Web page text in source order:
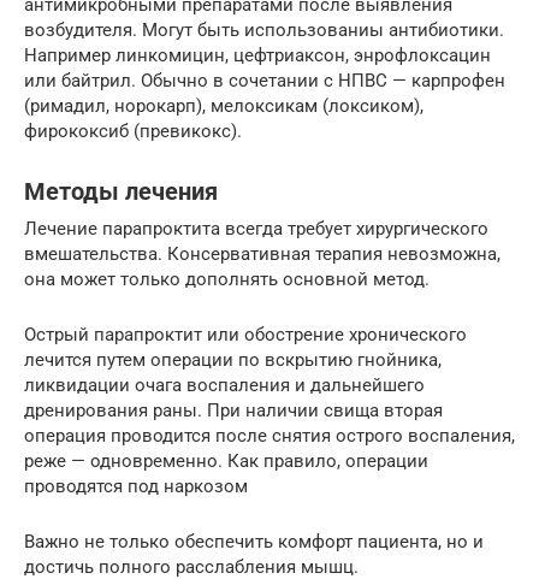
антимикробными препаратами после выявления
возбудителя. Могут быть использованиы антибиотики.
Например линкомицин, цефтриаксон, энрофлоксацин
или байтрил. Обычно в сочетании с НПВС — карпрофен
(римадил, норокарп), мелоксикам (локсиком),
фирококсиб (превикокс).
Методы лечения
Лечение парапроктита всегда требует хирургического
вмешательства. Консервативная терапия невозможна,
она может только дополнять основной метод.
Острый парапроктит или обострение хронического
лечится путем операции по вскрытию гнойника,
ликвидации очага воспаления и дальнейшего
дренирования раны. При наличии свища вторая
операция проводится после снятия острого воспаления,
реже — одновременно. Как правило, операции
проводятся под наркозом
Важно не только обеспечить комфорт пациента, но и
достичь полного расслабления мышц.